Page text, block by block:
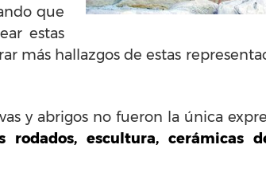
que
estas
más hallazgos de estas
y abrigos no fueron la única
escultura, cerámicas